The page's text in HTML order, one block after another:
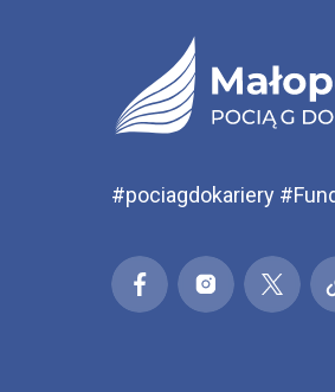
#pociagdokariery
Małopolski pociąg
Małopolski